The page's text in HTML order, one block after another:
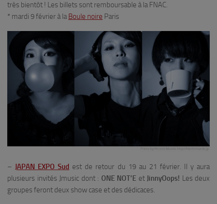
très bientôt ! Les billets sont remboursable à la FNAC.
* mardi 9 février à la Boule noire Paris
– JAPAN EXPO Sud est de retour du 19 au 21 février. Il y aura
plusieurs invités Jmusic dont : ONE NOT’E et JinnyOops! Les deux
groupes feront deux show case et des dédicaces.